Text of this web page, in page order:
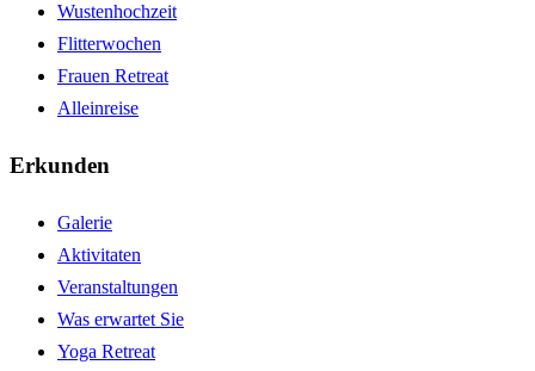
Wustenhochzeit
Flitterwochen
Frauen Retreat
Alleinreise
Erkunden
Galerie
Aktivitaten
Veranstaltungen
Was erwartet Sie
Yoga Retreat